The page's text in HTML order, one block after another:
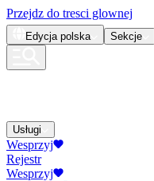
Przejdz do tresci glownej
Edycja polska Sekcje
Usługi
Wesprzyj
Rejestr
Wesprzyj